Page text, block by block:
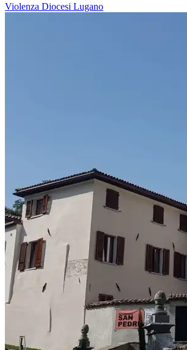
Violenza Diocesi Lugano